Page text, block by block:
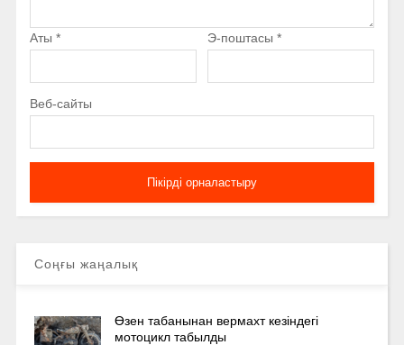
Аты * Э-поштасы *
Веб-сайты
Соңғы жаңалық
Өзен табанынан вермахт кезіндегі
мотоцикл табылды